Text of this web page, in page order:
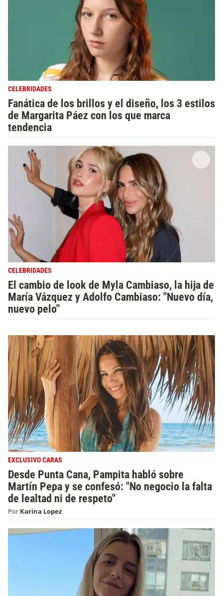
CELEBRIDADES
Fanática de los brillos y el diseño, los 3 estilos
de Margarita Páez con los que marca
tendencia
CELEBRIDADES
El cambio de look de Myla Cambiaso, la hija de
María Vázquez y Adolfo Cambiaso: "Nuevo día,
nuevo pelo"
EXCLUSIVO CARAS
Desde Punta Cana, Pampita habló sobre
Martín Pepa y se confesó: "No negocio la falta
de lealtad ni de respeto"
Por Karina Lopez